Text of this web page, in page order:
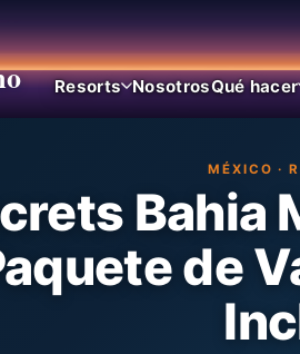
Resorts NosotrosQué hacer
MÉXICO ·
Bahia
de